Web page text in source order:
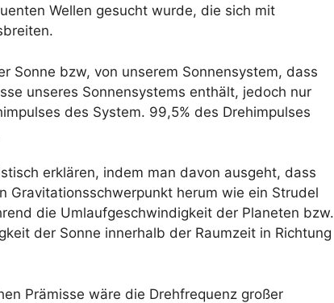
Wellen gesucht wurde, die sich mit
Sonne bzw, von unserem Sonnensystem, dass
unseres Sonnensystems enthält, jedoch nur
des System. 99,5% des Drehimpulses
erklären, indem man davon ausgeht, dass
Gravitationsschwerpunkt herum wie ein Strudel
die Umlaufgeschwindigkeit der Planeten bzw.
der Sonne innerhalb der Raumzeit in Richtung
Prämisse wäre die Drehfrequenz großer